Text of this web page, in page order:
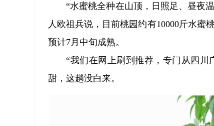
“水蜜桃全种在山顶，日照足、昼夜
人欧祖兵说，目前桃园约有10000斤水蜜
预计7月中旬成熟。
“我们在网上刷到推荐，专门从四
甜，这趟没白来。